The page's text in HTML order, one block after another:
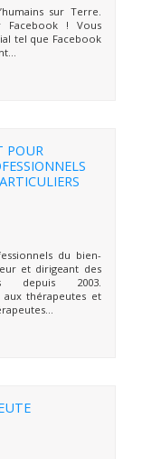
sur Terre.
Facebook ! Vous
tel que Facebook
POUR
du bien-
et dirigeant des
depuis 2003.
aux thérapeutes et